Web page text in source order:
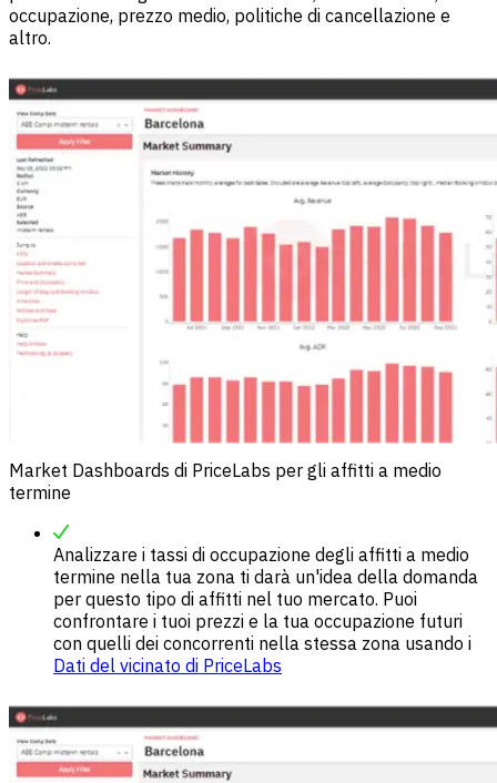
occupazione, prezzo medio, politiche di cancellazione e
altro.
Market Dashboards di PriceLabs per gli affitti a medio
termine
Analizzare i tassi di occupazione degli affitti a medio
termine nella tua zona ti darà un'idea della domanda
per questo tipo di affitti nel tuo mercato. Puoi
confrontare i tuoi prezzi e la tua occupazione futuri
con quelli dei concorrenti nella stessa zona usando i
Dati del vicinato di PriceLabs